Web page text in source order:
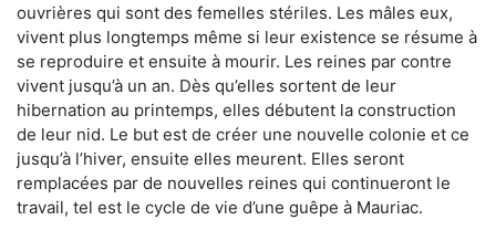
ouvrières qui sont des femelles stériles. Les mâles eux,
vivent plus longtemps même si leur existence se résume à
se reproduire et ensuite à mourir. Les reines par contre
vivent jusqu’à un an. Dès qu’elles sortent de leur
hibernation au printemps, elles débutent la construction
de leur nid. Le but est de créer une nouvelle colonie et ce
jusqu’à l’hiver, ensuite elles meurent. Elles seront
remplacées par de nouvelles reines qui continueront le
travail, tel est le cycle de vie d’une guêpe à Mauriac.